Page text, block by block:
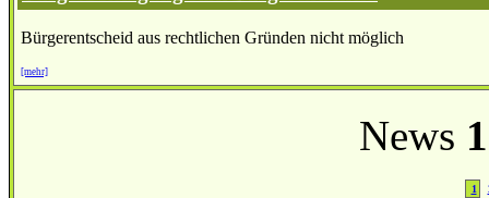
Bürgerentscheid aus rechtlichen Gründen nicht möglich
[mehr]
News
1